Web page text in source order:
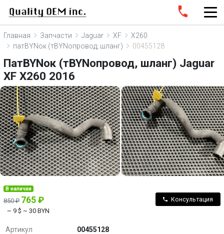
Главная Запчасти Jaguar XF
X260
патBYNок (тBYNопровод, шланг)
00455128
ПатBYNок (тBYNопровод, шланг) Jaguar
XF X260 2016
В наличии
850 ₽ 765 ₽
~ 9 $ ~ 30 BYN
Консультация
Артикул
00455128